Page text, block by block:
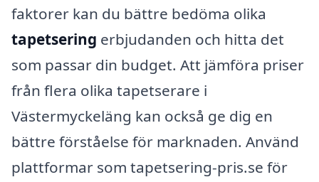
faktorer kan du bättre bedöma olika
tapetsering erbjudanden och hitta det
som passar din budget. Att jämföra priser
från flera olika tapetserare i
Västermyckeläng kan också ge dig en
bättre förståelse för marknaden. Använd
plattformar som tapetsering-pris.se för